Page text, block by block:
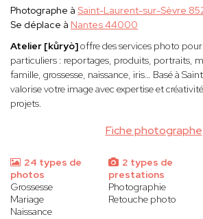
Fiche photographe
Photographe à Saint-Laurent-sur-Sèvre
Se déplace à Nantes 44000
Atelier [kůryò]offre des services photo
particuliers : reportages, produits, portraits,
famille, grossesse, naissance, iris… Basé à
valorise votre image avec expertise et
projets.
24 types de
photos
Grossesse
Mariage
Naissance
2 types de
prestations
Photographie
Retouche photo